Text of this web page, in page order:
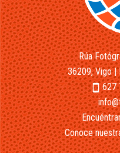
Rúa
36209, Vigo |
smartphone627
Conoce